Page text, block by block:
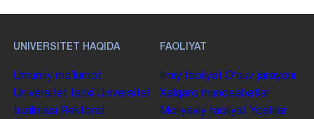
UNIVERSITET HAQIDA
Umumiy maʼlumot
Universitet tarixi Universitet
tuzilmasi
Rektorat
FAOLIYAT
Ilmiy faoliyat Oʻquv jarayoni
Xalqaro munosabatlar
Moliyaviy faoliyat Yoshlar